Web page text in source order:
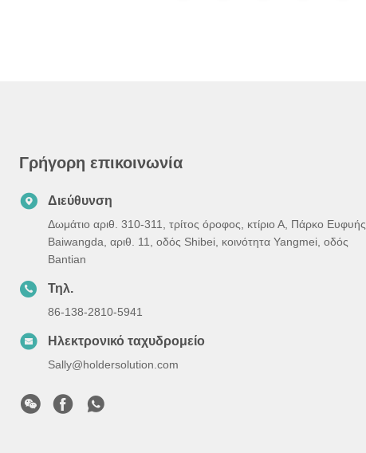
Γρήγορη επικοινωνία
Διεύθυνση
Δωμάτιο αριθ. 310-311, τρίτος όροφος, κτίριο Α, Πάρκο Ευφυής
Baiwangda, αριθ. 11, οδός Shibei, κοινότητα Yangmei, οδός
Bantian
Τηλ.
86-138-2810-5941
Ηλεκτρονικό ταχυδρομείο
Sally@holdersolution.com